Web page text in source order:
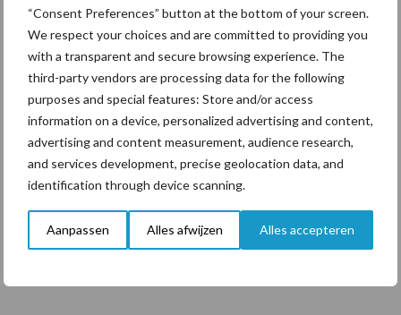
“Consent Preferences” button at the bottom of your screen.
We respect your choices and are committed to providing you
with a transparent and secure browsing experience. The
third-party vendors are processing data for the following
purposes and special features: Store and/or access
information on a device, personalized advertising and content,
advertising and content measurement, audience research,
and services development, precise geolocation data, and
identification through device scanning.
Aanpassen Alles afwijzen Alles accepteren
paprika’s uit het buitenland, maar ook van bijvoorbeeld biologisch
varkensvlees wordt nog bijna een kwart geïmporteerd uit vooral
Nederland en Denemarken. Bij granen en appels neemt de import
af door toenemende binnenlandse productie. Waar het kan zal de
voorkeur bij producten uit eigen regio liggen.
Innovatieve oplossingen voor meer duurzaamheid langs de hele
agrifoodketen zijn interessant voor de Duitse markt. Denk
bijvoorbeeld aan agrologistieke verduurzaming, duurzame
verpakkingen en technologische innovaties die de positie van
boeren en verwerkers helpen versterken.